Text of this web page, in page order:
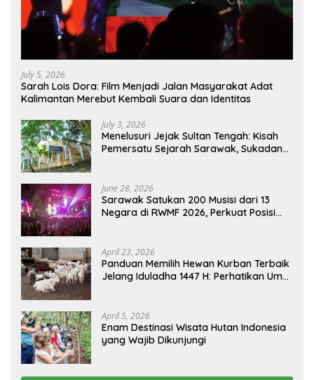
July 5, 2026
Sarah Lois Dora: Film Menjadi Jalan Masyarakat Adat
Kalimantan Merebut Kembali Suara dan Identitas
July 3, 2026
Menelusuri Jejak Sultan Tengah: Kisah
Pemersatu Sejarah Sarawak, Sukadana,
June 28, 2026
Sarawak Satukan 200 Musisi dari 13
Negara di RWMF 2026, Perkuat Posisi
April 23, 2026
Panduan Memilih Hewan Kurban Terbaik
Jelang Iduladha 1447 H: Perhatikan Umur
April 5, 2026
Enam Destinasi Wisata Hutan Indonesia
yang Wajib Dikunjungi